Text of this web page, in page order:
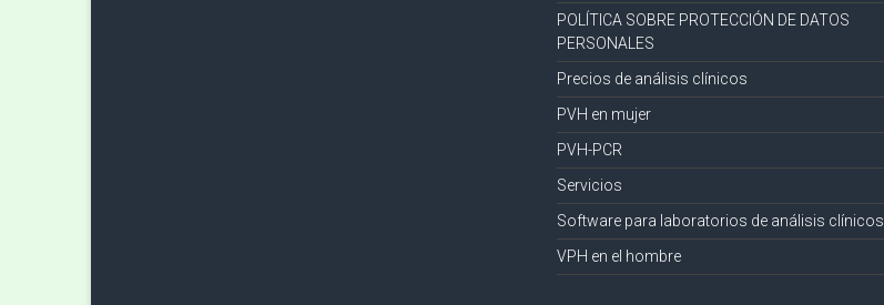
POLÍTICA SOBRE PROTECCIÓN DE DATOS
PERSONALES
Precios de análisis clínicos
PVH en mujer
PVH-PCR
Servicios
Software para laboratorios de análisis clínicos
VPH en el hombre